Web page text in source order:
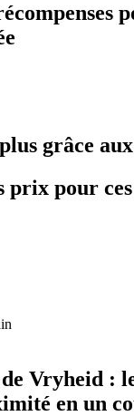
grâce
prix pour
Vryheid :
en un